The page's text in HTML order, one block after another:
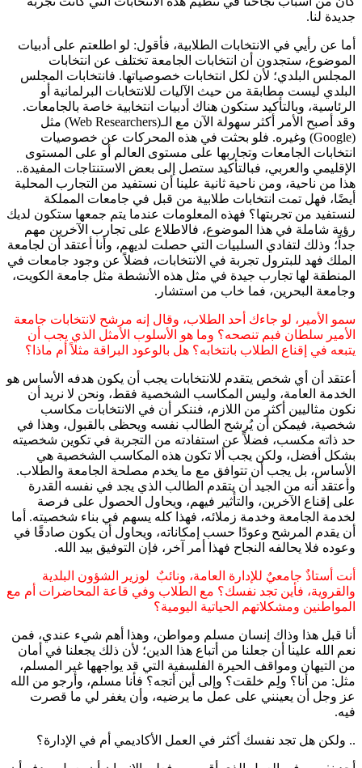
جديدة لنا.
أما عن رأيي في الانتخابات الطلابية، فأقول: لو اطلعتم على أدبيات
الموضوع، ستجدون أن انتخابات الجامعة تختلف عن انتخابات
المجلس البلدي؛ لأن لكل انتخابات خصوصياتها. فانتخابات المجلس
البلدي ليست مطابقة من حيث الآليات للانتخابات البرلمانية أو
الرئاسية، وبالتأكيد ستكون هناك أدبيات انتخابية خاصة بالجامعات.
وقد أصبح الأمر أكثر سهولة الآن مع الـ(Web Researchers) مثل
(Google) وغيره. فلو بحثت في هذه المحركات عن خصوصيات
انتخابات الجامعات وتجاربها على مستوى العالم أو على المستوى
الإقليمي والعربي، فبالتأكيد ستصل إلى بعض الاستنتاجات المفيدة..
هذا من ناحية، ومن ناحية ثانية علينا أن نستفيد من التجارب المحلية
أيضًا، فهل تمت انتخابات طلابية من قبل في جامعات المملكة
لنستفيد من تجربتها؟ فهذه المعلومات عندما يتم جمعها ستكون لديك
رؤية شاملة في هذا الموضوع، فالاطلاع على تجارب الآخرين مهم
جداً؛ وذلك لتفادي السلبيات التي حصلت لديهم، وأنا أعتقد أن لجامعة
الملك فهد للبترول تجربة في الانتخابات، فضلاً عن وجود جامعات في
المنطقة لها تجارب جيدة في مثل هذه الأنشطة مثل جامعة الكويت،
وجامعة البحرين، فما خاب من استشار.
سمو الأمير، لو جاءك أحد الطلاب، وقال إنه مرشح لانتخابات جامعة
الأمير سلطان فبم تنصحه؟ وما هو الأسلوب الأمثل الذي يجب أن
يتبعه في إقناع الطلاب بانتخابه؟ هل بالوعود البراقة مثلاً أم ماذا؟
أعتقد أن أي شخص يتقدم للانتخابات يجب أن يكون هدفه الأساس هو
الخدمة العامة، وليس المكاسب الشخصية فقط، ونحن لا نريد أن
نكون مثاليين أكثر من اللازم، فننكر أن في الانتخابات مكاسب
شخصية، فيمكن أن يُرشح الطالب نفسه ويحظى بالقبول، وهذا في
حد ذاته مكسب، فضلاً عن استفادته من التجربة في تكوين شخصيته
بشكل أفضل، ولكن يجب ألا تكون هذه المكاسب الشخصية هي
الأساس، بل يجب أن تتوافق مع ما يخدم مصلحة الجامعة والطلاب.
وأعتقد أنه من الجيد أن يتقدم الطالب الذي يجد في نفسه القدرة
على إقناع الآخرين، والتأثير فيهم، ويحاول الحصول على فرصة
لخدمة الجامعة وخدمة زملائه، فهذا كله يسهم في بناء شخصيته. أما
أن يقدم المرشح وعودًا حسب إمكاناته، ويحاول أن يكون صادقًا في
وعوده فلا يحالفه النجاح فهذا أمر آخر، فإن التوفيق بيد الله.
أنت أستاذٌ جامعيٌ للإدارة العامة، ونائبٌ لوزير الشؤون البلدية
والقروية، فأين تجد نفسك؟ مع الطلاب وفي قاعة المحاضرات أم مع
المواطنين ومشكلاتهم الحياتية اليومية؟
أنا قبل هذا وذاك إنسان مسلم ومواطن، وهذا أهم شيء عندي، فمن
نعم الله علينا أن جعلنا من أتباع هذا الدين؛ لأن ذلك يجعلنا في أمان
من التيهان ومواقف الحيرة الفلسفية التي قد يواجهها غير المسلم،
مثل: من أنا؟ ولِم خلقت؟ وإلى أين أتجه؟ فأنا مسلم، وأرجو من الله
عز وجل أن يعينني على عمل ما يرضيه، وأن يغفر لي ما قصرت
فيه.
.. ولكن هل تجد نفسك أكثر في العمل الأكاديمي أم في الإدارة؟